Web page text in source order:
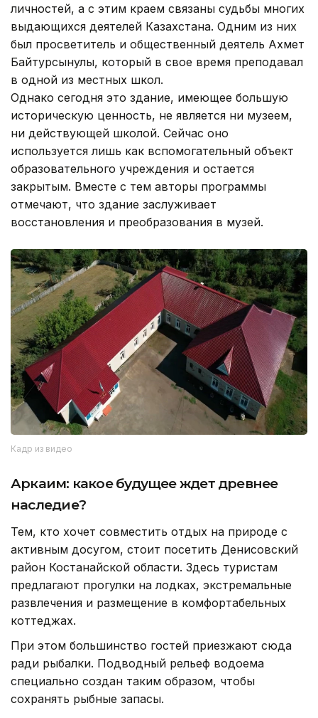
личностей, а с этим краем связаны судьбы многих
выдающихся деятелей Казахстана. Одним из них
был просветитель и общественный деятель Ахмет
Байтурсынулы, который в свое время преподавал
в одной из местных школ.
Однако сегодня это здание, имеющее большую
историческую ценность, не является ни музеем,
ни действующей школой. Сейчас оно
используется лишь как вспомогательный объект
образовательного учреждения и остается
закрытым. Вместе с тем авторы программы
отмечают, что здание заслуживает
восстановления и преобразования в музей.
Кадр из видео
Аркаим: какое будущее ждет древнее
наследие?
Тем, кто хочет совместить отдых на природе с
активным досугом, стоит посетить Денисовский
район Костанайской области. Здесь туристам
предлагают прогулки на лодках, экстремальные
развлечения и размещение в комфортабельных
коттеджах.
При этом большинство гостей приезжают сюда
ради рыбалки. Подводный рельеф водоема
специально создан таким образом, чтобы
сохранять рыбные запасы.